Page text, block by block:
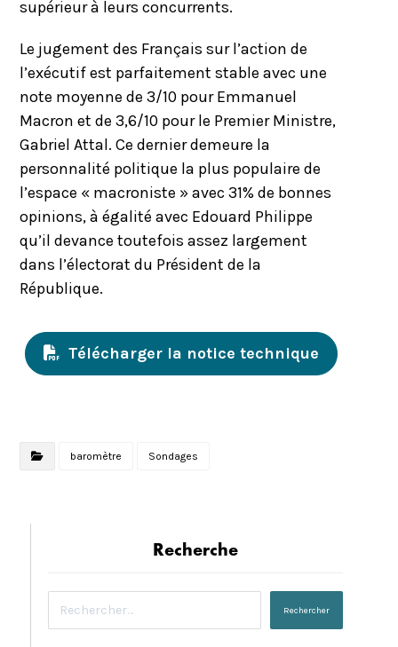
supérieur à leurs concurrents.
Le jugement des Français sur l’action de
l’exécutif est parfaitement stable avec une
note moyenne de 3/10 pour Emmanuel
Macron et de 3,6/10 pour le Premier Ministre,
Gabriel Attal. Ce dernier demeure la
personnalité politique la plus populaire de
l’espace « macroniste » avec 31% de bonnes
opinions, à égalité avec Edouard Philippe
qu’il devance toutefois assez largement
dans l’électorat du Président de la
République.
Télécharger la notice technique
baromètre Sondages
Recherche